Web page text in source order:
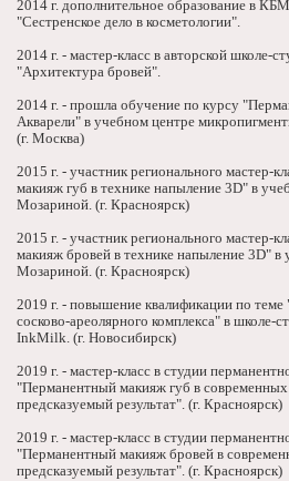
2014 г. дополнительное образование в
"Сестренское дело в косметологии".
2014 г. - мастер-класс в авторской школе-
"Архитектура бровей".
2014 г. - прошла обучение по курсу
Акварели" в учебном центре
(г. Москва)
2015 г. - участник регионального мастер-
макияж губ в технике напыление 3D" в
Мозариной. (г. Красноярск)
2015 г. - участник регионального мастер-
макияж бровей в технике напыление 3D"
Мозариной. (г. Красноярск)
2019 г. - повышение квалификации по теме
сосково-ареолярного комплекса" в школе-
InkMilk. (г. Новосибирск)
2019 г. - мастер-класс в студии
"Перманентный макияж губ в
предсказуемый результат". (г. Красноярск)
2019 г. - мастер-класс в студии
"Перманентный макияж бровей в
предсказуемый результат". (г. Красноярск)